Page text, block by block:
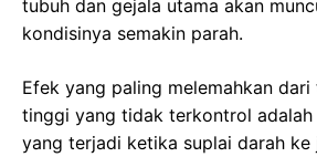
tubuh dan gejala utama akan
kondisinya semakin parah.
Efek yang paling melemahkan dari
tinggi yang tidak terkontrol adalah
yang terjadi ketika suplai darah ke